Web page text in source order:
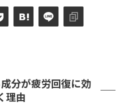
分が疲労回復に効
理由